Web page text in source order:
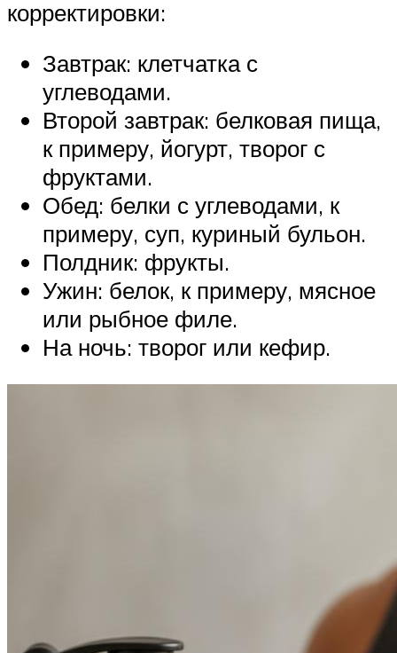
корректировки:
Завтрак: клетчатка с
углеводами.
Второй завтрак: белковая пища,
к примеру, йогурт, творог с
фруктами.
Обед: белки с углеводами, к
примеру, суп, куриный бульон.
Полдник: фрукты.
Ужин: белок, к примеру, мясное
или рыбное филе.
На ночь: творог или кефир.